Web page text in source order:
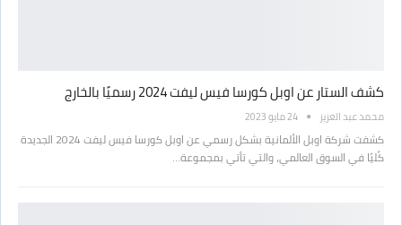
كشف الستار عن اوبل كورسا فيس ليفت 2024 رسميًا بالخارج
محمد عبد العزيز 24 مايو 2023
كشفت شركة اوبل الألمانية بشكل رسمي عن اوبل كورسا فيس ليفت 2024 الجديدة
كُليًا في السوق العالمي، والتي تأتي بمجموعة…